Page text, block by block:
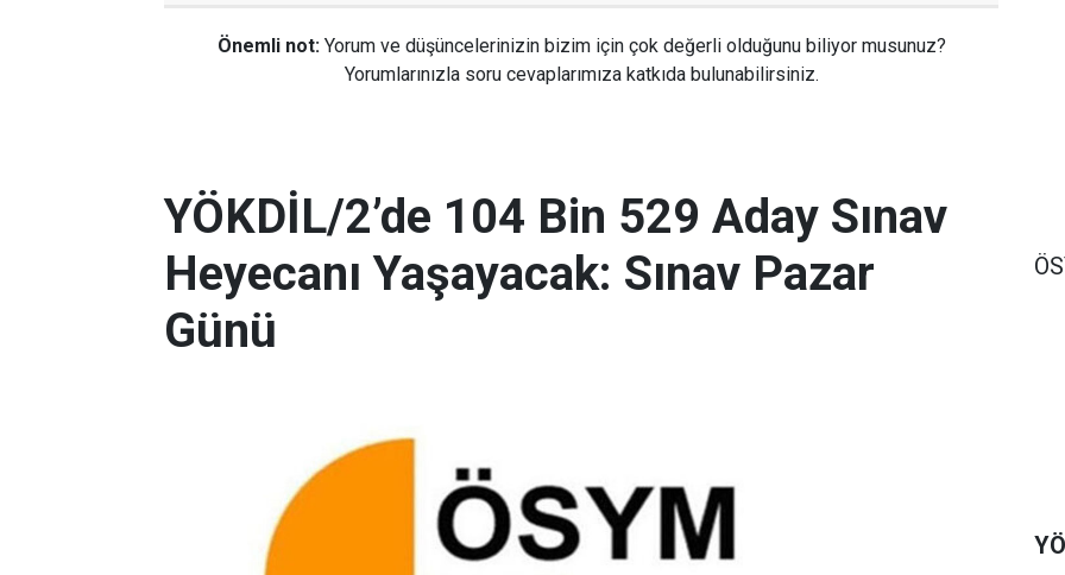
Önemli not: Yorum ve düşüncelerinizin bizim için çok değerli olduğunu biliyor musunuz?
Yorumlarınızla soru cevaplarımıza katkıda bulunabilirsiniz.
YÖKDİL/2’de 104 Bin 529 Aday Sınav
Heyecanı Yaşayacak: Sınav Pazar
Günü